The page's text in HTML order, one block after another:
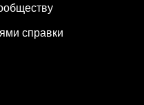
справки